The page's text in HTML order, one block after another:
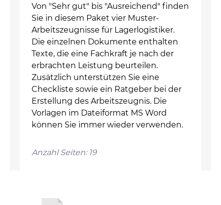
Von "Sehr gut" bis "Ausreichend" finden
Sie in diesem Paket vier Muster-
Arbeitszeugnisse für Lagerlogistiker.
Die einzelnen Dokumente enthalten
Texte, die eine Fachkraft je nach der
erbrachten Leistung beurteilen.
Zusätzlich unterstützen Sie eine
Checkliste sowie ein Ratgeber bei der
Erstellung des Arbeitszeugnis. Die
Vorlagen im Dateiformat MS Word
können Sie immer wieder verwenden.
Anzahl Seiten: 19